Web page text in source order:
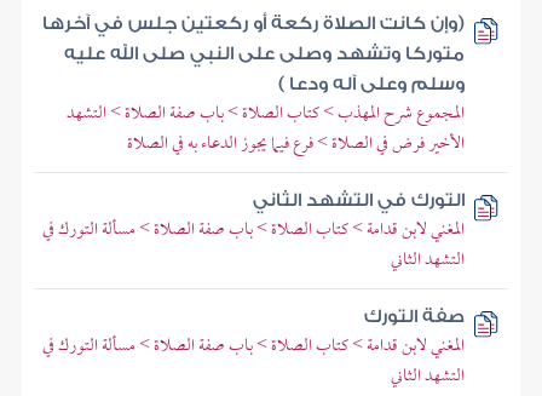
(وإن كانت الصلاة ركعة أو ركعتين جلس في آخرها
متوركا وتشهد وصلى على النبي صلى الله عليه
وسلم وعلى آله ودعا )
المجموع شرح المهذب > كتاب الصلاة > باب صفة الصلاة > التشهد
الأخير فرض في الصلاة > فرع فيما يجوز الدعاء به في الصلاة
التورك في التشهد الثاني
المغني لابن قدامة > كتاب الصلاة > باب صفة الصلاة > مسألة التورك في
التشهد الثاني
صفة التورك
المغني لابن قدامة > كتاب الصلاة > باب صفة الصلاة > مسألة التورك في
التشهد الثاني